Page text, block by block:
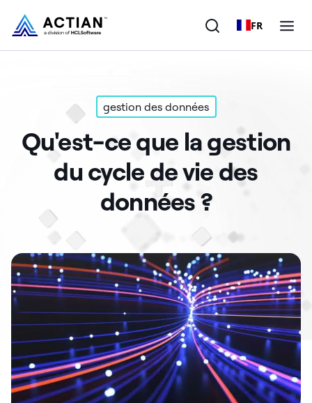
FR
Clients
Ressources
gestion des données
Qu'est-ce que la gestion
du cycle de vie des
données ?